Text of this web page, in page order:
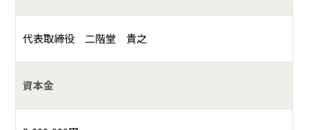
代表取締役 二階堂 貴之
資本金